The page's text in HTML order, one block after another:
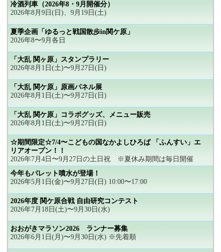
冷酒列車（2026年8・9月開催分）
2026年8月9日(日)、9月19日(土)
夏季企画「ゆるっと戦国散歩in関ケ原」
2026年8〜9月各日
「大乱 関ヶ原」スタンプラリー
2026年8月1日(土)〜9月27日(日)
「大乱 関ケ原」原画パネル展
2026年8月1日(土)〜9月27日(日)
「大乱 関ケ原」コラボグッズ、メニュー販売
2026年8月1日(土)〜9月27日(日)
☆期間限定☆7/4〜こどもの国なかよしひろば 「ふんすい」エ
リアオープン！！
2026年7月4日〜9月27日の土日祝 ※夏休み期間は毎日開催
今年もパレット噴水が登場！
2026年5月1日(金)〜9月27日(日) 10:00〜17:00
2026年度 関ケ原合戦 自由研究コンテスト
2026年7月18日(土)〜9月30日(水)
おおがきマラソン2026 ランナー募集
2026年6月1日(月)〜9月30日(水) ※先着順